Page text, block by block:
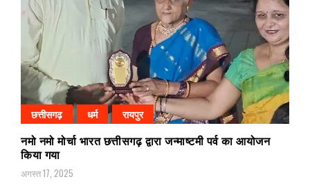
छत्तीसगढ़ धर्म रायपुर
नमो नमो मोर्चा भारत छत्तीसगढ़ द्वारा जन्माष्टमी पर्व का आयोजन
किया गया
अगस्त 17, 2025